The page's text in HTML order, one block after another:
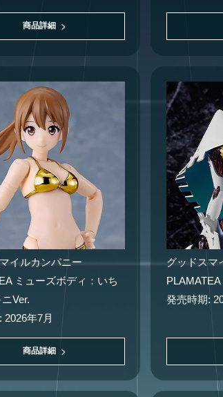
商品詳細
イルカンパニー
ミューズボディ：いち
Ver.
2026年7月
商品詳細
グッドスマ
発売時期: